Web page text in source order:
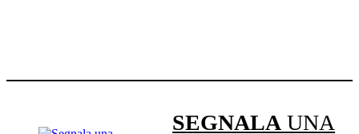
SEGNALA UNA